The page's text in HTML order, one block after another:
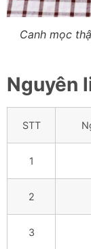
Canh mọc
Nguyên
STT
1
2
3